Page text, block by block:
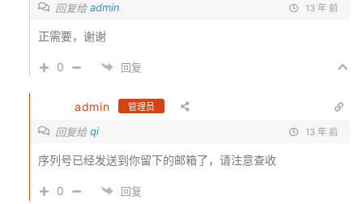
回复给admin 13 年 前
正需要，谢谢
0 回复
admin 管理员
回复给qi 13 年 前
序列号已经发送到你留下的邮箱了，请注意查收
0 回复